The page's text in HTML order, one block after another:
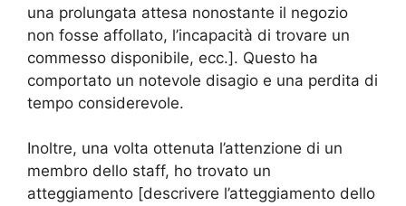
una prolungata attesa nonostante il negozio
non fosse affollato, l’incapacità di trovare un
commesso disponibile, ecc.]. Questo ha
comportato un notevole disagio e una perdita di
tempo considerevole.
Inoltre, una volta ottenuta l’attenzione di un
membro dello staff, ho trovato un
atteggiamento [descrivere l’atteggiamento dello